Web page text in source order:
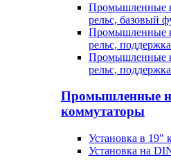
Промышленные
рельс, базовый
Промышленные
рельс,
Промышленные
рельс,
Промышленные
коммутаторы
Установка в 19"
Установка на